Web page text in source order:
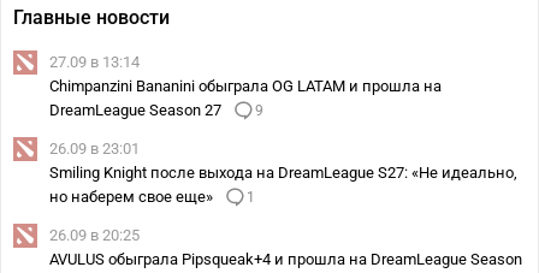
Главные новости
27.09 в 13:14
Chimpanzini Bananini обыграла OG LATAM и прошла на
DreamLeague Season 27
9
26.09 в 23:01
Smiling Knight после выхода на DreamLeague S27: «Не идеально,
но наберем свое еще»
1
26.09 в 20:25
AVULUS обыграла Pipsqueak+4 и прошла на DreamLeague Season